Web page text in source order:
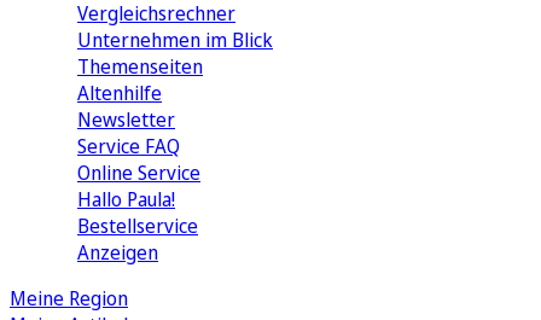
Vergleichsrechner
Unternehmen im Blick
Themenseiten
Altenhilfe
Newsletter
Service FAQ
Online Service
Hallo Paula!
Bestellservice
Anzeigen
Meine Region